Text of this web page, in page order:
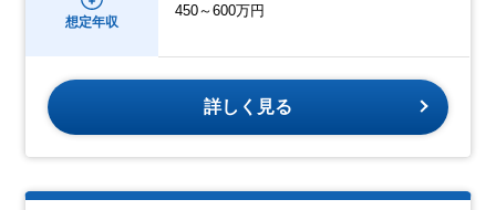
想定年収
450～600万円
詳しく見る